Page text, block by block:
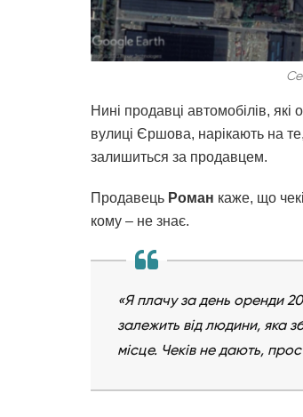
Нині продавці автомобілів,
вулиці Єршова, нарікають на
залишиться за продавцем.
Продавець Роман каже, що
кому – не знає.
«Я плачу за день оренди
залежить від людини, яка
місце. Чеків не дають,